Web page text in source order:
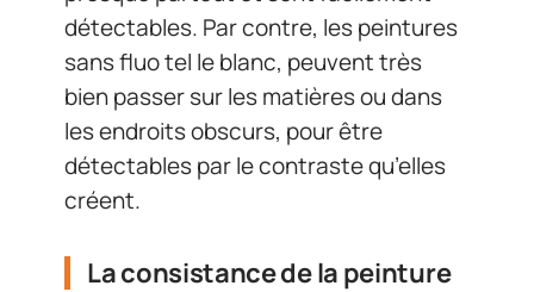
détectables. Par contre, les peintures
sans fluo tel le blanc, peuvent très
bien passer sur les matières ou dans
les endroits obscurs, pour être
détectables par le contraste qu’elles
créent.
La consistance de la peinture